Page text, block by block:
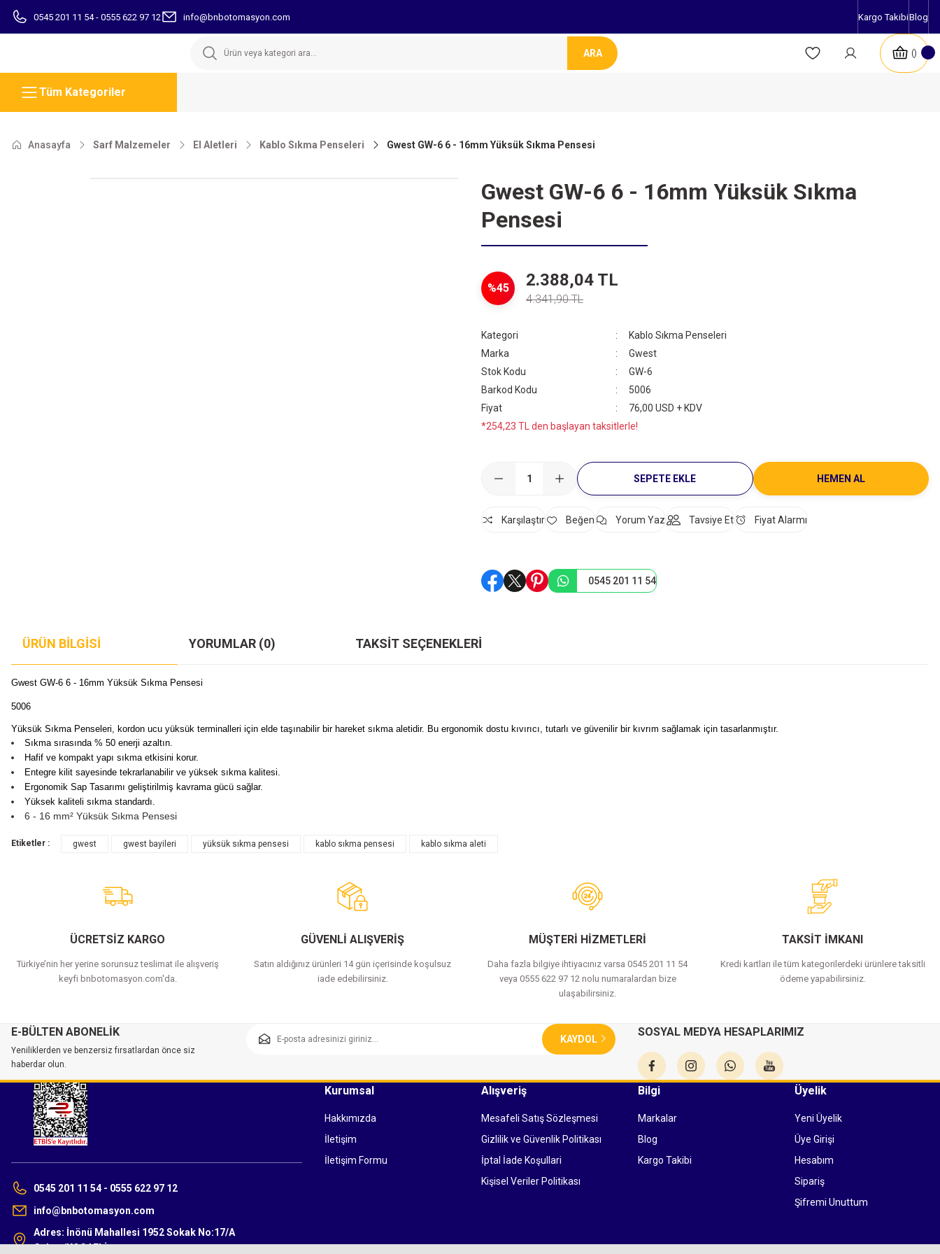
0545 201 11 54 - 0555 622 97 12 info@bnbotomasyon.com Kargo TakibiBlog
ARA
Tüm Kategoriler
Anasayfa Sarf Malzemeler El Aletleri Kablo Sıkma Penseleri Gwest GW-6 6 - 16mm Yüksük Sıkma Pensesi
Gwest GW-6 6 - 16mm Yüksük Sıkma
Pensesi
%45 2.388,04 TL
4.341,90 TL
Kategori
Kablo Sıkma Penseleri
Marka
Gwest
Stok Kodu
GW-6
Barkod Kodu
5006
Fiyat
76,00 USD + KDV
*254,23 TL den başlayan taksitlerle!
SEPETE EKLE HEMEN AL
Karşılaştır Yorum Yaz Tavsiye Et Fiyat Alarmı
0545 201 11 54
ÜRÜN BILGISI YORUMLAR (0) TAKSIT SEÇENEKLERI
Gwest GW-6 6 - 16mm Yüksük Sıkma Pensesi
5006
Yüksük Sıkma Penseleri, kordon ucu yüksük terminalleri için elde taşınabilir bir hareket sıkma aletidir. Bu ergonomik dostu kıvırıcı, tutarlı ve güvenilir bir kıvrım sağlamak için tasarlanmıştır.
Sıkma sırasında % 50 enerji azaltın.
Hafif ve kompakt yapı sıkma etkisini korur.
Entegre kilit sayesinde tekrarlanabilir ve yüksek sıkma kalitesi.
Ergonomik Sap Tasarımı geliştirilmiş kavrama gücü sağlar.
Yüksek kaliteli sıkma standardı.
6 - 16 mm² Yüksük Sıkma Pensesi
Etiketler : gwest gwest bayileri yüksük sıkma pensesi kablo sıkma pensesi kablo sıkma aleti
ÜCRETSİZ KARGO
Türkiye’nin her yerine sorunsuz teslimat ile alışveriş
keyfi bnbotomasyon.com'da.
GÜVENLİ ALIŞVERİŞ
Satın aldığınız ürünleri 14 gün içerisinde koşulsuz
iade edebilirsiniz.
MÜŞTERİ HİZMETLERİ
Daha fazla bilgiye ihtiyacınız varsa 0545 201 11 54
veya 0555 622 97 12 nolu numaralardan bize
ulaşabilirsiniz.
TAKSİT İMKANI
Kredi kartları ile tüm kategorilerdeki ürünlere taksitli
ödeme yapabilirsiniz.
E-BÜLTEN ABONELİK
Yeniliklerden ve benzersiz fırsatlardan önce siz
haberdar olun.
KAYDOL
SOSYAL MEDYA HESAPLARIMIZ
0545 201 11 54 - 0555 622 97 12
info@bnbotomasyon.com
Adres: İnönü Mahallesi 1952 Sokak No:17/A
Gebze/KOCAELİ
Kurumsal
Hakkımızda
İletişim
İletişim Formu
Alışveriş
Mesafeli Satış Sözleşmesi
Gizlilik ve Güvenlik Politikası
İptal İade Koşullari
Kişisel Veriler Politikası
Bilgi
Markalar
Blog
Kargo Takibi
Üyelik
Yeni Üyelik
Üye Girişi
Hesabım
Sipariş
Şifremi Unuttum